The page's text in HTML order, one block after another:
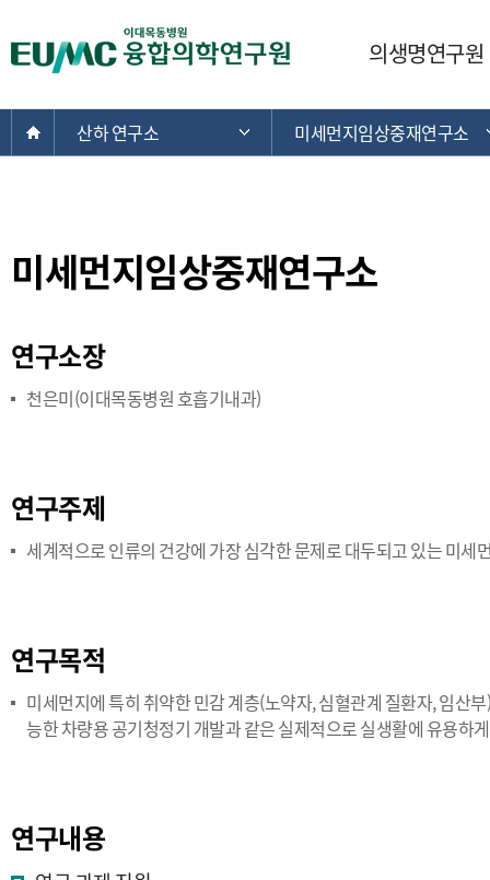
이
병
원
메
뉴
의생명연구원
재
Home
산하 연구소 주 메뉴 목록 열기
미세먼지임상중재연구소
미세먼지임상중재연구소
연구소장
천은미(이대목동병원 호흡기내과)
연구주제
세계적으로 인류의 건강에 가장 심각한 문제로 대두되고 있는 미
연구목적
미세먼지에 특히 취약한 민감 계층(노약자, 심혈관계 질환자, 임산
능한 차량용 공기청정기 개발과 같은 실제적으로 실생활에 유용하
연구내용